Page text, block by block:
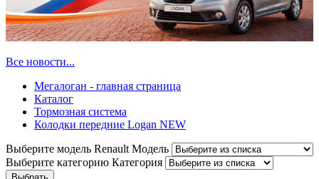
Все новости...
Мегалоган - главная страница
Каталог
Тормозная система
Колодки передние Logan NEW
Выберите модель Renault Модель
Выберите категорию Категория